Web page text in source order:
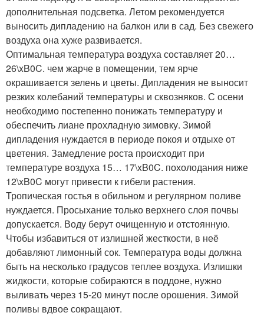
дополнительная подсветка. Летом рекомендуется
выносить дипладению на балкон или в сад. Без свежего
воздуха она хуже развивается.
Оптимальная температура воздуха составляет 20…
26\xB0C. чем жарче в помещении, тем ярче
окрашивается зелень и цветы. Дипладения не выносит
резких колебаний температуры и сквозняков. С осени
необходимо постепенно понижать температуру и
обеспечить лиане прохладную зимовку. Зимой
дипладения нуждается в периоде покоя и отдыхе от
цветения. Замедление роста происходит при
температуре воздуха 15… 17\xB0C. похолодания ниже
12\xB0C могут привести к гибели растения.
Тропическая гостья в обильном и регулярном поливе
нуждается. Просыхание только верхнего слоя почвы
допускается. Воду берут очищенную и отстоянную.
Чтобы избавиться от излишней жесткости, в неё
добавляют лимонный сок. Температура воды должна
быть на несколько градусов теплее воздуха. Излишки
жидкости, которые собираются в поддоне, нужно
выливать через 15-20 минут после орошения. Зимой
поливы вдвое сокращают.